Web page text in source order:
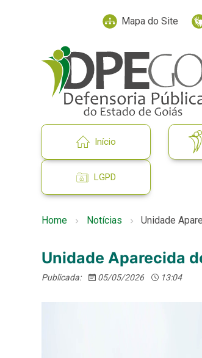
Mapa do Site
Início
LGPD
Home Notícias Unidade
Unidade Aparecida
Publicada: 05/05/2026 13:04